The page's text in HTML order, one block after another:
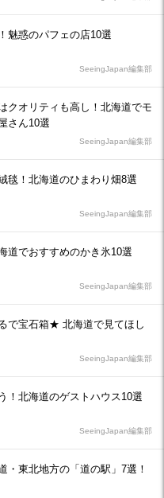
魅惑のパフェの店10選
SeeingJapan編集部
クオリティも高し！北海道でモ
さん10選
SeeingJapan編集部
毯！北海道のひまわり畑8選
SeeingJapan編集部
道でおすすめのかき氷10選
SeeingJapan編集部
で宝石箱★ 北海道で見てほし
SeeingJapan編集部
！北海道のゲストハウス10選
SeeingJapan編集部
・東北地方の「道の駅」7選！